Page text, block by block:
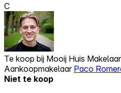
C
Te koop bij Mooij Huis
Aankoopmakelaar Paco
Niet te koop